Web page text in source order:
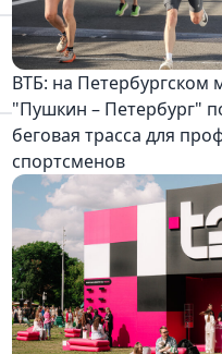
ВТБ: на Петербургском
"Пушкин – Петербург"
беговая трасса для
спортсменов